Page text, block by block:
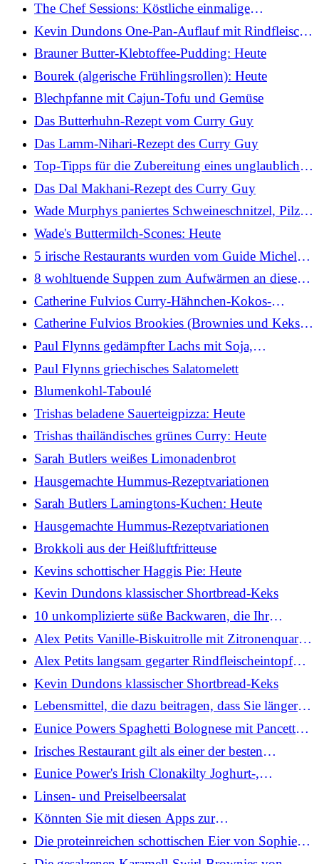
The Chef Sessions: Köstliche einmalige
Veranstaltungen in ganz Dublin
Kevin Dundons One-Pan-Auflauf mit Rindfleisch
und Chorizo: Heute
Brauner Butter-Klebtoffee-Pudding: Heute
Bourek (algerische Frühlingsrollen): Heute
Blechpfanne mit Cajun-Tofu und Gemüse
Das Butterhuhn-Rezept vom Curry Guy
Das Lamm-Nihari-Rezept des Curry Guy
Top-Tipps für die Zubereitung eines unglaublichen
Slow-Cooker-Currys
Das Dal Makhani-Rezept des Curry Guy
Wade Murphys paniertes Schweineschnitzel, Pilze
und Estragonsauce: Heute
Wade's Buttermilch-Scones: Heute
5 irische Restaurants wurden vom Guide Michelin
mit Bib Gourmands ausgezeichnet
8 wohltuende Suppen zum Aufwärmen an diesem
Wochenende
Catherine Fulvios Curry-Hähnchen-Kokos-
Nudelsuppe: Heute
Catherine Fulvios Brookies (Brownies und Kekse):
Heute
Paul Flynns gedämpfter Lachs mit Soja,
Knoblauch und Ingwergemüse
Paul Flynns griechisches Salatomelett
Blumenkohl-Taboulé
Trishas beladene Sauerteigpizza: Heute
Trishas thailändisches grünes Curry: Heute
Sarah Butlers weißes Limonadenbrot
Hausgemachte Hummus-Rezeptvariationen
Sarah Butlers Lamingtons-Kuchen: Heute
Hausgemachte Hummus-Rezeptvariationen
Brokkoli aus der Heißluftfritteuse
Kevins schottischer Haggis Pie: Heute
Kevin Dundons klassischer Shortbread-Keks
10 unkomplizierte süße Backwaren, die Ihr
Wochenende verschönern
Alex Petits Vanille-Biskuitrolle mit Zitronenquark
und Winterbeerenkompott
Alex Petits langsam gegarter Rindfleischeintopf
mit in Rotwein pochierten Pflaumen und
Pastinaken
Kevin Dundons klassischer Shortbread-Keks
Lebensmittel, die dazu beitragen, dass Sie länger
satt bleiben
Eunice Powers Spaghetti Bolognese mit Pancetta
und Linsen: Heute
Irisches Restaurant gilt als einer der besten
Gourmet-Restaurants Europas
Eunice Power's Irish Clonakilty Joghurt-,
Rosinen-, Kaffee- und Kleie-Muffins
Linsen- und Preiselbeersalat
Könnten Sie mit diesen Apps zur
Lebensmittelverschwendung Geld sparen?
Die proteinreichen schottischen Eier von Sophie
Richards